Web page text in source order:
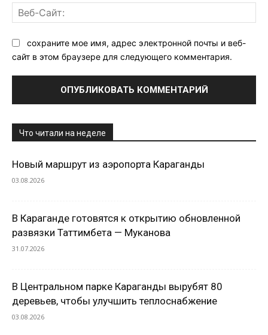
сохраните мое имя, адрес электронной почты и веб-
сайт в этом браузере для следующего комментария.
Что читали на неделе
Новый маршрут из аэропорта Караганды
03.08.2026
В Караганде готовятся к открытию обновленной
развязки Таттимбета — Муканова
31.07.2026
В Центральном парке Караганды вырубят 80
деревьев, чтобы улучшить теплоснабжение
03.08.2026